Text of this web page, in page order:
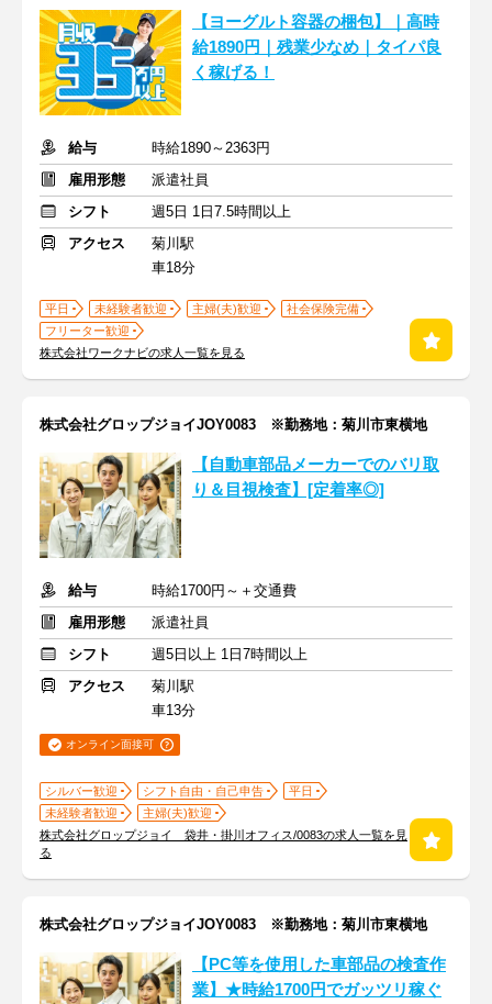
【ヨーグルト容器の梱包】｜高時
給1890円｜残業少なめ｜タイパ良
く稼げる！
給与
時給1890～2363円
雇用形態
派遣社員
シフト
週5日 1日7.5時間以上
アクセス
菊川駅
車18分
平日 未経験者歓迎 主婦(夫)歓迎
社会保険完備
フリーター歓迎
株式会社ワークナビの求人一覧を見る
株式会社グロップジョイJOY0083 ※勤務地：菊川市東横地
【自動車部品メーカーでのバリ取
り＆目視検査】[定着率◎]
給与
時給1700円～＋交通費
雇用形態
派遣社員
シフト
週5日以上 1日7時間以上
アクセス
菊川駅
車13分
オンライン面接可
シルバー歓迎 シフト自由・自己申告
平日
未経験者歓迎
主婦(夫)歓迎
株式会社グロップジョイ 袋井・掛川オフィス/0083の求人一覧を見
る
株式会社グロップジョイJOY0083 ※勤務地：菊川市東横地
【PC等を使用した車部品の検査作
業】★時給1700円でガッツリ稼ぐ